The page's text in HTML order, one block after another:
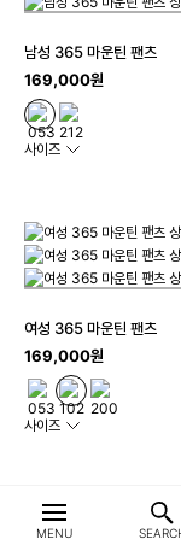
MENU
남성 365 마운틴 팬츠
169,000원
사이즈
여성 365 마운틴 팬츠
169,000원
사이즈